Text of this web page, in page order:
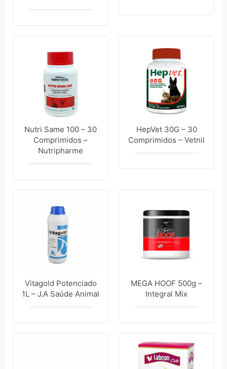
Nutri Same 100 – 30
Comprimidos –
Nutripharme
HepVet 30G – 30
Comprimidos – Vetnil
Vitagold Potenciado
1L – J.A Saúde Animal
MEGA HOOF 500g –
Integral Mix